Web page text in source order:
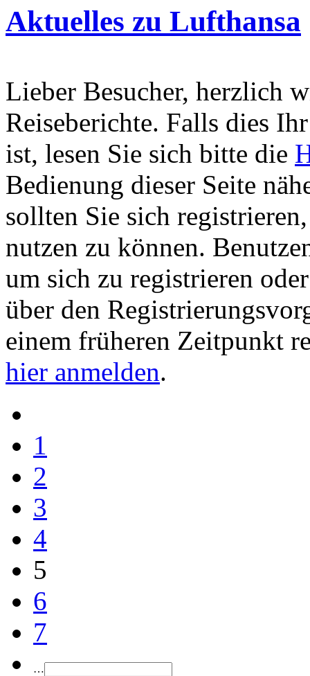
Aktuelles zu Lufthansa
Lieber Besucher, herzlich
Reiseberichte. Falls dies
ist, lesen Sie sich bitte die
Bedienung dieser Seite
sollten Sie sich
nutzen zu können.
um sich zu registrieren
über den
einem früheren Zeitpunkt
hier anmelden.
1
2
3
4
5
6
7
…